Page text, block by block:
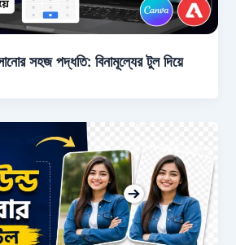
সহজ পদ্ধতি: বিনামূল্যের টুল দিয়ে